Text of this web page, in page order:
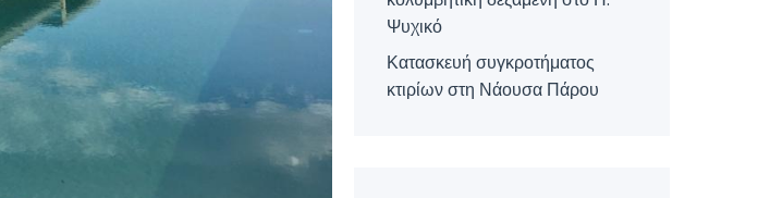
Ψυχικό
Κατασκευή συγκροτήματος
κτιρίων στη Νάουσα Πάρου